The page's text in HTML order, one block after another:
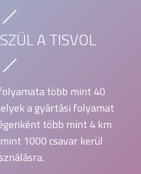
A TISVOL
több mint 40
a gyártási folyamat
több mint 4 km
1000 csavar kerül